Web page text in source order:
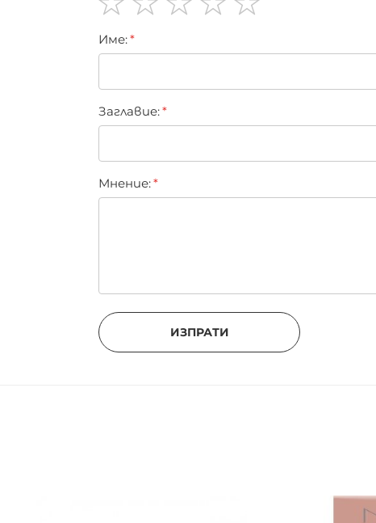
star
stars
stars
stars
stars
Име:
Заглавиe:
Мнение:
ИЗПРАТИ